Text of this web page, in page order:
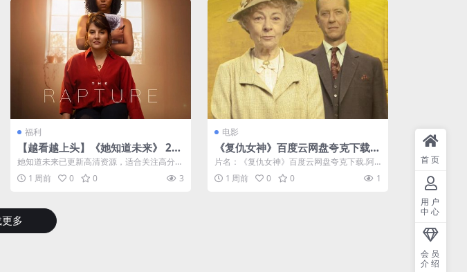
福利
【越看越上头】《她知道未来》 202
6 夸克网盘资源 高清全集
她知道未来已更新高清资源，适合关注高分剧
的用户，支持夸克网盘保存，资源入口持续
维...1 周前 0 0 3
电影
《复仇女神》百度云网盘夸克下载.
阿里云盘.中字.(2007)
片名：《复仇女神》百度云网盘夸克下载.阿
里云盘.中字.(2007) 分类：电影 ...
1 周前 0 0 1
更多
首页
用户
中心
会员
介绍